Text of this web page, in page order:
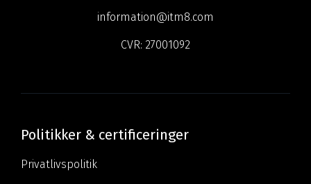
information@itm8.com
CVR: 27001092
Politikker & certificeringer
Privatlivspolitik